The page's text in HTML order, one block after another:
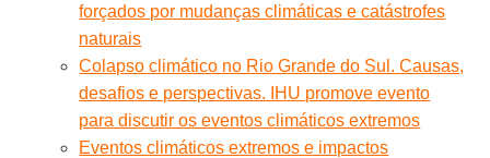
forçados por mudanças climáticas e catástrofes
naturais
Colapso climático no Rio Grande do Sul. Causas,
desafios e perspectivas. IHU promove evento
para discutir os eventos climáticos extremos
Eventos climáticos extremos e impactos